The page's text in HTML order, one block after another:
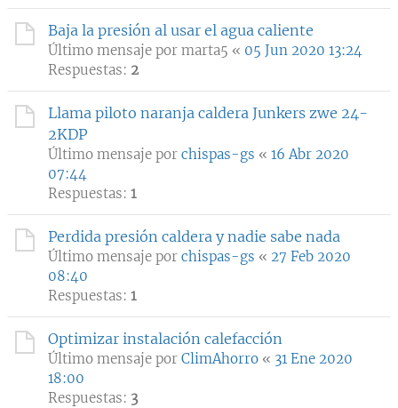
Baja la presión al usar el agua caliente
Último mensaje por marta5 « 05 Jun 2020 13:24
Respuestas: 2
Llama piloto naranja caldera Junkers zwe 24-
2KDP
Último mensaje por chispas-gs « 16 Abr 2020
07:44
Respuestas: 1
Perdida presión caldera y nadie sabe nada
Último mensaje por chispas-gs « 27 Feb 2020
08:40
Respuestas: 1
Optimizar instalación calefacción
Último mensaje por ClimAhorro « 31 Ene 2020
18:00
Respuestas: 3